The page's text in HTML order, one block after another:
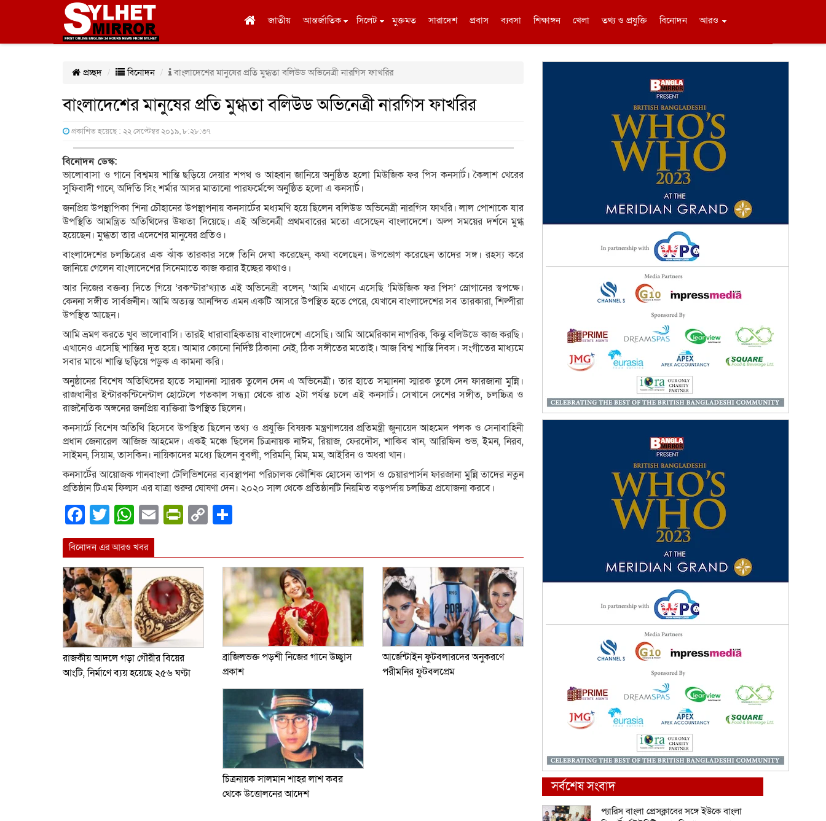
জাতীয় আন্তর্জাতিক সিলেট মুক্তমত সারাদেশ প্রবাস ব্যবসা শিক্ষাঙ্গন খেলা তথ্য ও প্রযুক্তি বিনোদন আরও
প্রচ্ছদ বিনোদন বাংলাদেশের মানুষের প্রতি মুগ্ধতা বলিউড অভিনেত্রী নারগিস ফাখরির
বাংলাদেশের মানুষের প্রতি মুগ্ধতা বলিউড অভিনেত্রী নারগিস ফাখরির
প্রকাশিত হয়েছে : ২২ সেপ্টেম্বর ২০১৯, ৮:২৮:৩৭
বিনোদন ডেস্ক:
ভালোবাসা ও গানে বিশ্বময় শান্তি ছড়িয়ে দেয়ার শপথ ও আহ্বান জানিয়ে অনুষ্ঠিত হলো মিউজিক ফর পিস কনসার্ট। কৈলাশ খেরের
সুফিবাদী গানে, অদিতি সিং শর্মার আসর মাতানো পারফর্মেন্সে অনুষ্ঠিত হলো এ কনসার্ট।
জনপ্রিয় উপস্থাপিকা শিনা চৌহানের উপস্থাপনায় কনসার্টের মধ্যমণি হয়ে ছিলেন বলিউড অভিনেত্রী নারগিস ফাখরি। লাল পোশাকে যার
উপস্থিতি আমন্ত্রিত অতিথিদের উষ্ণতা দিয়েছে। এই অভিনেত্রী প্রথমবারের মতো এসেছেন বাংলাদেশে। অল্প সময়ের দর্শনে মুগ্ধ
হয়েছেন। মুগ্ধতা তার এদেশের মানুষের প্রতিও।
বাংলাদেশের চলচ্চিত্রের এক ঝাঁক তারকার সঙ্গে তিনি দেখা করেছেন, কথা বলেছেন। উপভোগ করেছেন তাদের সঙ্গ। রহস্য করে
জানিয়ে গেলেন বাংলাদেশের সিনেমাতে কাজ করার ইচ্ছের কথাও।
আর নিজের বক্তব্য দিতে গিয়ে ‘রকস্টার’খ্যাত এই অভিনেত্রী বলেন, ‘আমি এখানে এসেছি ‘মিউজিক ফর পিস’ স্লোগানের স্বপক্ষে।
কেননা সঙ্গীত সার্বজনীন। আমি অত্যন্ত আনন্দিত এমন একটি আসরে উপস্থিত হতে পেরে, যেখানে বাংলাদেশের সব তারকারা, শিল্পীরা
উপস্থিত আছেন।
আমি ভ্রমণ করতে খুব ভালোবাসি। তারই ধারাবাহিকতায় বাংলাদেশে এসেছি। আমি আমেরিকান নাগরিক, কিন্তু বলিউডে কাজ করছি।
এখানেও এসেছি শান্তির দূত হয়ে। আমার কোনো নির্দিষ্ট ঠিকানা নেই, ঠিক সঙ্গীতের মতোই। আজ বিশ্ব শান্তি দিবস। সংগীতের মাধ্যমে
সবার মাঝে শান্তি ছড়িয়ে পড়ুক এ কামনা করি।
অনুষ্ঠানের বিশেষ অতিথিদের হাতে সম্মাননা স্মারক তুলেন দেন এ অভিনেত্রী। তার হাতে সম্মাননা স্মারক তুলে দেন ফারজানা মুন্নি।
রাজধানীর ইন্টারকন্টিনেন্টাল হোটেলে গতকাল সন্ধ্যা থেকে রাত ২টা পর্যন্ত চলে এই কনসার্ট। সেখানে দেশের সঙ্গীত, চলচ্চিত্র ও
রাজনৈতিক অঙ্গনের জনপ্রিয় ব্যক্তিরা উপস্থিত ছিলেন।
কনসার্টে বিশেষ অতিথি হিসেবে উপস্থিত ছিলেন তথ্য ও প্রযুক্তি বিষয়ক মন্ত্রণালয়ের প্রতিমন্ত্রী জুনায়েদ আহমেদ পলক ও সেনাবাহিনী
প্রধান জেনারেল আজিজ আহমেদ। একই মঞ্চে ছিলেন চিত্রনায়ক নাঈম, রিয়াজ, ফেরদৌস, শাকিব খান, আরিফিন শুভ, ইমন, নিরব,
সাইমন, সিয়াম, তাসকিন। নায়িকাদের মধ্যে ছিলেন বুবলী, পরিমনি, মিম, মম, আইরিন ও অধরা খান।
কনসার্টের আয়োজক গানবাংলা টেলিভিশনের ব্যবস্থাপনা পরিচালক কৌশিক হোসেন তাপস ও চেয়ারপার্সন ফারজানা মুন্নি তাদের নতুন
প্রতিষ্ঠান টিএম ফিল্মস এর যাত্রা শুরুর ঘোষণা দেন। ২০২০ সাল থেকে প্রতিষ্ঠানটি নিয়মিত বড়পর্দায় চলচ্চিত্র প্রযোজনা করবে।
Facebook
Twitter
WhatsApp
EmailPrintFriendly
Copy
বিনোদন এর আরও খবর
রাজকীয় আদলে গড়া গৌরীর বিয়ের
আংটি, নির্মাণে ব্যয় হয়েছে ২৫৬ ঘণ্টা
ব্রাজিলভক্ত পড়শী নিজের গানে উচ্ছ্বাস
প্রকাশ
আর্জেন্টাইন ফুটবলারদের অনুকরণে
পরীমনির ফুটবলপ্রেম
চিত্রনায়ক সালমান শাহর লাশ কবর
থেকে উত্তোলনের আদেশ
সর্বশেষ সংবাদ
প্যারিস বাংলা প্রেসক্লাবের সঙ্গে ইউকে বাংলা